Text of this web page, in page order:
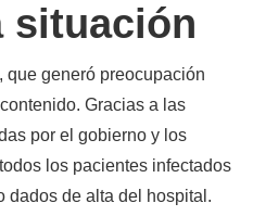
situación
que generó preocupación
Gracias a las
por el gobierno y los
los pacientes infectados
dados de alta del hospital.